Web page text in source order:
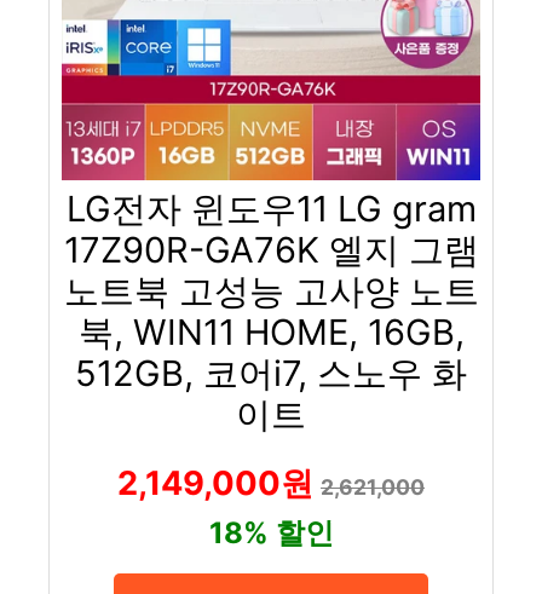
LG전자 윈도우11 LG gram
17Z90R-GA76K 엘지 그램
노트북 고성능 고사양 노트
북, WIN11 HOME, 16GB,
512GB, 코어i7, 스노우 화
이트
2,149,000원 2,621,000
18% 할인